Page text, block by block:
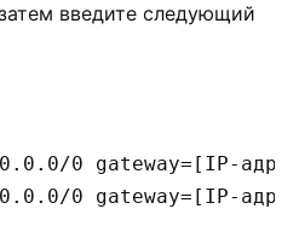
введите следующий
0 gateway=[IP-